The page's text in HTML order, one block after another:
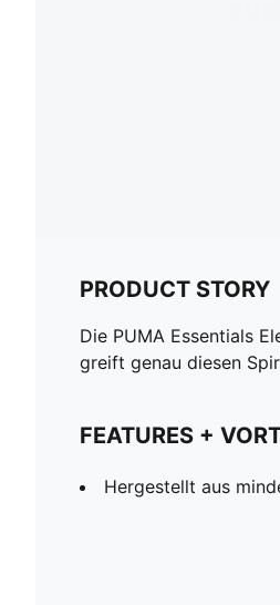
PRODUCT STORY
Die PUMA Essentials
greift genau diesen
FEATURES +
Hergestellt aus